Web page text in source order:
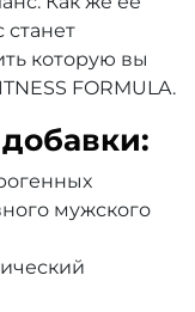
станет
которую вы
FORMULA.
мужского